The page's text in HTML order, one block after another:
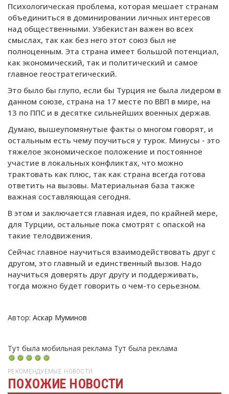
Психологическая проблема, которая мешает странам
объединиться в доминировании личных интересов
над общественными. Узбекистан важен во всех
смыслах, так как без него этот союз был не
полноценным. Эта страна имеет большой потенциал,
как экономический, так и политический и самое
главное геостратегический.
Это было бы глупо, если бы Турция не была лидером в
данном союзе, страна на 17 месте по ВВП в мире, на
13 по ППС и в десятке сильнейших военных держав.
Думаю, вышеупомянутые факты о многом говорят, и
остальным есть чему поучиться у турок. Минусы - это
тяжелое экономическое положение и постоянное
участие в локальных конфликтах, что можно
трактовать как плюс, так как страна всегда готова
ответить на вызовы. Материальная база также
важная составляющая сегодня.
В этом и заключается главная идея, по крайней мере,
для Турции, остальные пока смотрят с опаской на
такие телодвижения.
Сейчас главное научиться взаимодействовать друг с
другом, это главный и единственный вызов. Надо
научиться доверять друг другу и поддерживать,
тогда можно будет говорить о чем-то серьезном.
Автор: Аскар Муминов
Тут была мобильная реклама Тут была реклама
РЕКОМЕНДУЕМЫЕ НОВОСТИ
ПОХОЖИЕ НОВОСТИ